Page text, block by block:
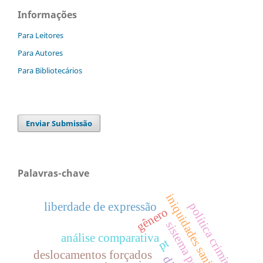
Informações
Para Leitores
Para Autores
Para Bibliotecários
Enviar Submissão
Palavras-chave
análise comparativa
deslocamentos forçados
gêneroiniquidades sanitárias
pt
. política criminal
liberdade de expressão